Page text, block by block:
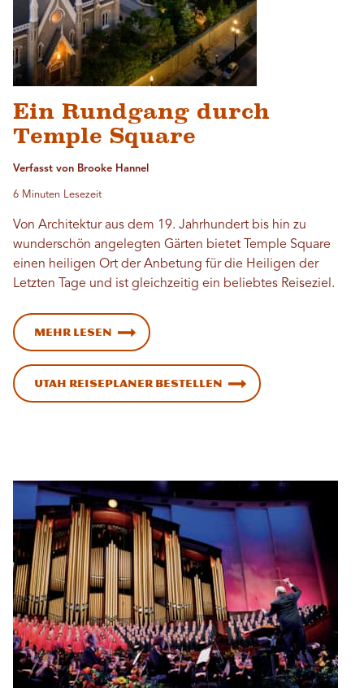
Ein Rundgang durch
Temple Square
Verfasst von Brooke Hannel
6 Minuten Lesezeit
Von Architektur aus dem 19. Jahrhundert bis hin zu
wunderschön angelegten Gärten bietet Temple Square
einen heiligen Ort der Anbetung für die Heiligen der
Letzten Tage und ist gleichzeitig ein beliebtes Reiseziel.
Mehr lesen
Utah Reiseplaner bestellen